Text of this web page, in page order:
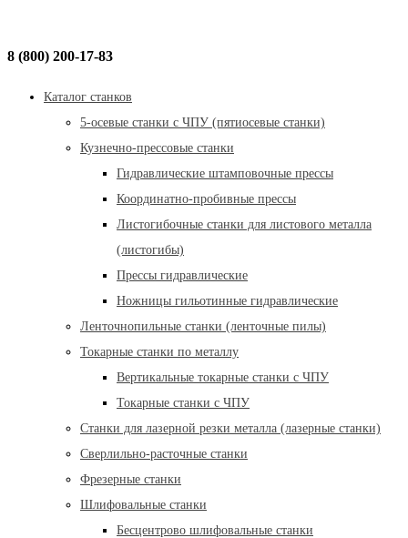
8 (800) 200-17-83
Каталог станков
5-осевые станки с ЧПУ (пятиосевые станки)
Кузнечно-прессовые станки
Гидравлические штамповочные прессы
Координатно-пробивные прессы
Листогибочные станки для листового металла
(листогибы)
Прессы гидравлические
Ножницы гильотинные гидравлические
Ленточнопильные станки (ленточные пилы)
Токарные станки по металлу
Вертикальные токарные станки с ЧПУ
Токарные станки с ЧПУ
Станки для лазерной резки металла (лазерные станки)
Сверлильно-расточные станки
Фрезерные станки
Шлифовальные станки
Бесцентрово шлифовальные станки